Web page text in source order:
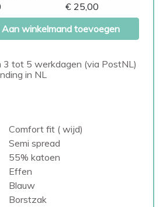
€ 25,00
Aan winkelmand toevoegen
3 tot 5 werkdagen (via PostNL)
in NL
Comfort fit ( wijd)
Semi spread
55% katoen
Effen
Blauw
Borstzak